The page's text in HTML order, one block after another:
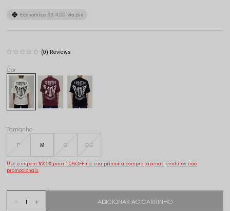
Economize R$ 4,00 via pix
(0)
Tamanho
P M G GG
Use o cupomVZ10 para 10%OFF na sua primeira compra, apenas produtos não
promocionais